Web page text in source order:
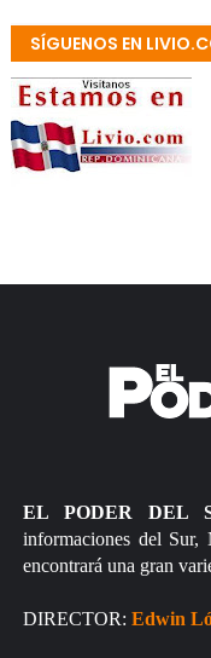
SÍGUENOS EN
EL PODER DEL
informaciones del Sur,
encontrará una gran
DIRECTOR: Edwin